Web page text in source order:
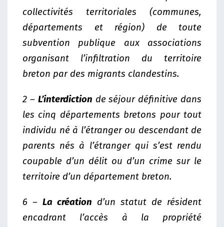
collectivités territoriales (communes,
départements et région) de toute
subvention publique aux associations
organisant l’infiltration du territoire
breton par des migrants clandestins.
2 – L’interdiction de séjour définitive dans
les cinq départements bretons pour tout
individu né à l’étranger ou descendant de
parents nés à l’étranger qui s’est rendu
coupable d’un délit ou d’un crime sur le
territoire d’un département breton.
6 – La création d’un statut de résident
encadrant l’accès à la propriété